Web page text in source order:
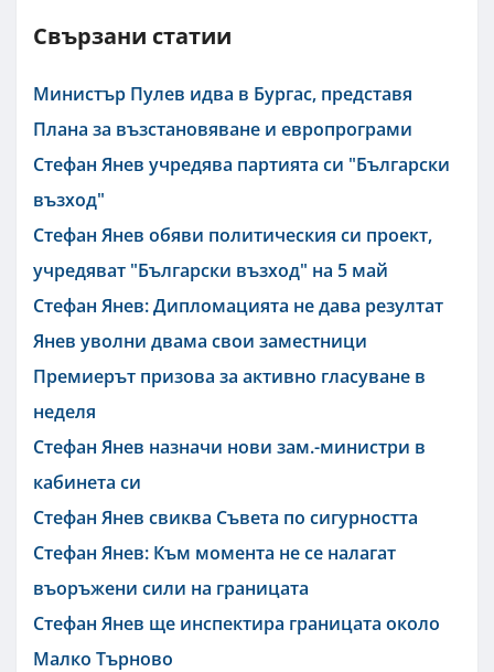
Свързани статии
Министър Пулев идва в Бургас, представя
Плана за възстановяване и европрограми
Стефан Янев учредява партията си "Български
възход"
Стефан Янев обяви политическия си проект,
учредяват "Български възход" на 5 май
Стефан Янев: Дипломацията не дава резултат
Янев уволни двама свои заместници
Премиерът призова за активно гласуване в
неделя
Стефан Янев назначи нови зам.-министри в
кабинета си
Стефан Янев свиква Съвета по сигурността
Стефан Янев: Към момента не се налагат
въоръжени сили на границата
Стефан Янев ще инспектира границата около
Малко Търново